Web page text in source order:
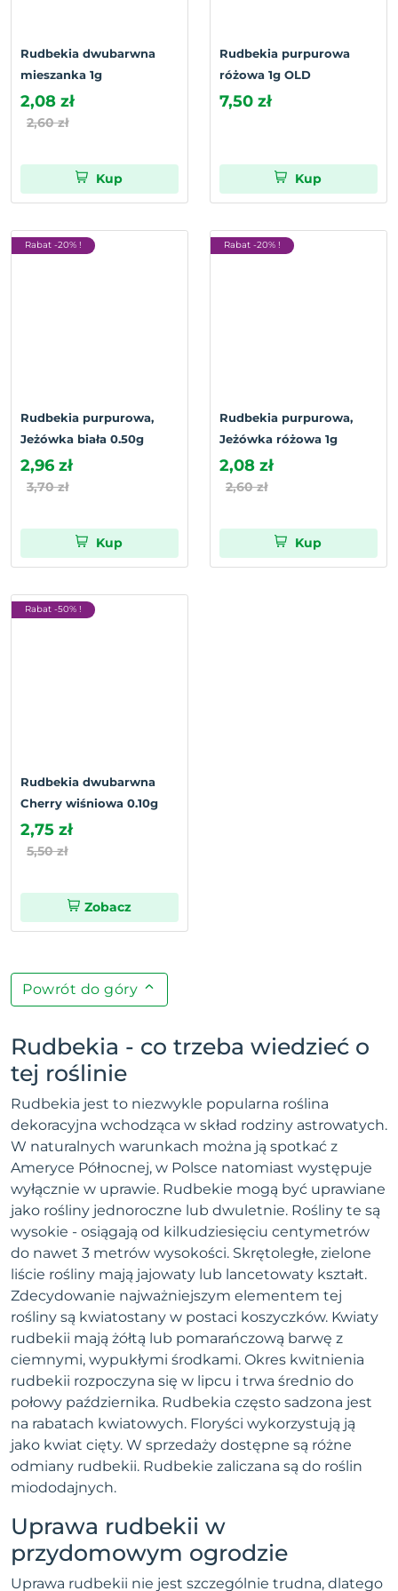
Rudbekia dwubarwna
mieszanka 1g
2,08 zł
2,60 zł
Kup
Rudbekia purpurowa
różowa 1g OLD
7,50 zł
Kup
Rabat -20% !
Rudbekia purpurowa,
Jeżówka biała 0.50g
2,96 zł
3,70 zł
Kup
Rabat -20% !
Rudbekia purpurowa,
Jeżówka różowa 1g
2,08 zł
2,60 zł
Kup
Rabat -50% !
Rudbekia dwubarwna
Cherry wiśniowa 0.10g
2,75 zł
5,50 zł
Zobacz
Powrót do góry
Rudbekia - co trzeba wiedzieć o
tej roślinie
Rudbekia jest to niezwykle popularna roślina
dekoracyjna wchodząca w skład rodziny astrowatych.
W naturalnych warunkach można ją spotkać z
Ameryce Północnej, w Polsce natomiast występuje
wyłącznie w uprawie. Rudbekie mogą być uprawiane
jako rośliny jednoroczne lub dwuletnie. Rośliny te są
wysokie - osiągają od kilkudziesięciu centymetrów
do nawet 3 metrów wysokości. Skrętoległe, zielone
liście rośliny mają jajowaty lub lancetowaty kształt.
Zdecydowanie najważniejszym elementem tej
rośliny są kwiatostany w postaci koszyczków. Kwiaty
rudbekii mają żółtą lub pomarańczową barwę z
ciemnymi, wypukłymi środkami. Okres kwitnienia
rudbekii rozpoczyna się w lipcu i trwa średnio do
połowy października. Rudbekia często sadzona jest
na rabatach kwiatowych. Floryści wykorzystują ją
jako kwiat cięty. W sprzedaży dostępne są różne
odmiany rudbekii. Rudbekie zaliczana są do roślin
miododajnych.
Uprawa rudbekii w
przydomowym ogrodzie
Uprawa rudbekii nie jest szczególnie trudna, dlatego